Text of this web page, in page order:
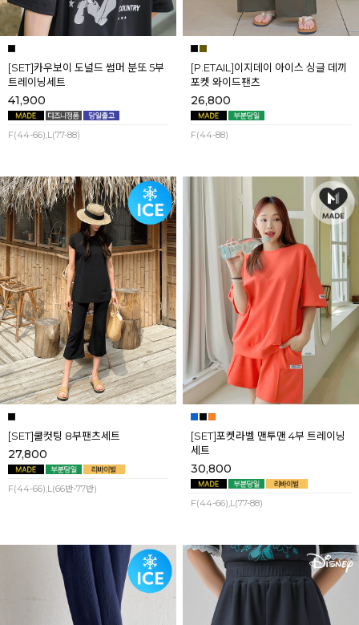
[SET]카우보이 도널드 썸머 분또 5부
트레이닝세트
41,900
F(44-66),L(77-88)
[P.ETAIL]이지데이 아이스 싱글 데끼
포켓 와이드팬츠
26,800
F(44-88)
[SET]쿨컷팅 8부팬츠세트
27,800
F(44-66),L(66반-77반)
[SET]포켓라벨 맨투맨 4부 트레이닝
세트
30,800
F(44-66),L(77-88)